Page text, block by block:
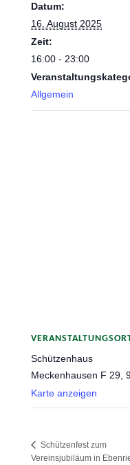
Datum:
16. August 2025
Zeit:
16:00 - 23:00
Allgemein
Schützenhaus
Meckenhausen F 29,
Karte anzeigen
Schützenfest zum
Vereinsjubiläum in